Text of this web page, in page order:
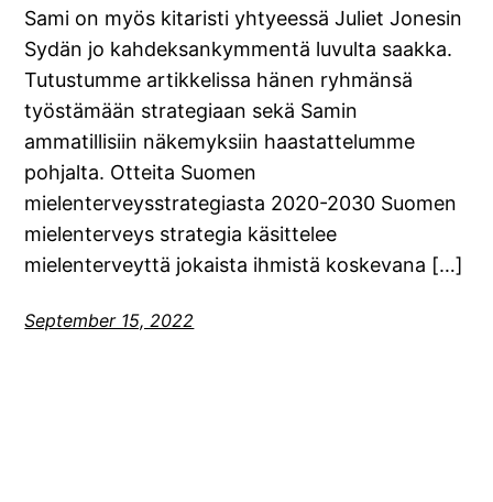
Sami on myös kitaristi yhtyeessä Juliet Jonesin
Sydän jo kahdeksankymmentä luvulta saakka.
Tutustumme artikkelissa hänen ryhmänsä
työstämään strategiaan sekä Samin
ammatillisiin näkemyksiin haastattelumme
pohjalta. Otteita Suomen
mielenterveysstrategiasta 2020-2030 Suomen
mielenterveys strategia käsittelee
mielenterveyttä jokaista ihmistä koskevana […]
September 15, 2022